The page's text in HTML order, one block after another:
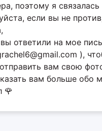
поэтому я
если вы не
ответили на мое
),
вам свою
вам больше обо
🌹